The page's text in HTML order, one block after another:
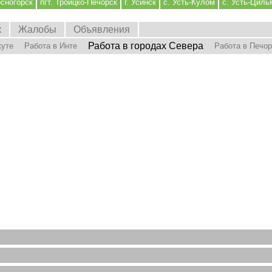
пгт. Троицко-Печорск г. Усинск с. Усть-Кулом с. Усть-
Жалобы Объявления
Работа в Инте Работа в городах Севера Работа в